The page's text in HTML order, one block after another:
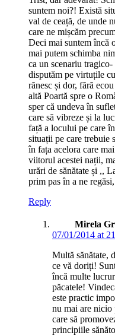
suntem noi?! Există
val de ceață, de unde
care ne mișcăm
Deci mai suntem încă
mai putem schimba
ca un scenariu
disputăm pe virtuțile
rănesc și dor, fără
altă Poartă spre o
sper că undeva în
care să vibreze și la
față a locului pe care
situații pe care trebuie
în fața acelora care
viitorul acestei nații,
urări de sănătate și ,,
prim pas în a ne
Reply
Mirela
07/01/2014 at
Multă sănătate,
ce vă doriți!
încă multe
păcatele!
este practic
nu mai are nicio
care să
principiile